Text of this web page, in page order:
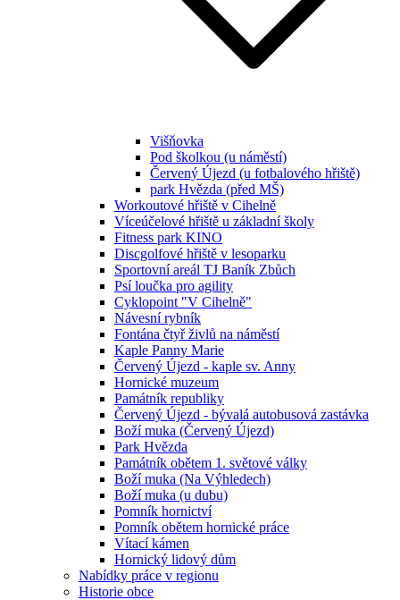
Višňovka
Pod školkou (u náměstí)
Červený Újezd (u fotbalového hřiště)
park Hvězda (před MŠ)
Workoutové hřiště v Cihelně
Víceúčelové hřiště u základní školy
Fitness park KINO
Discgolfové hřiště v lesoparku
Sportovní areál TJ Baník Zbůch
Psí loučka pro agility
Cyklopoint "V Cihelně"
Návesní rybník
Fontána čtyř živlů na náměstí
Kaple Panny Marie
Červený Újezd - kaple sv. Anny
Hornické muzeum
Památník republiky
Červený Újezd - bývalá autobusová zastávka
Boží muka (Červený Újezd)
Park Hvězda
Památník obětem 1. světové války
Boží muka (Na Výhledech)
Boží muka (u dubu)
Pomník hornictví
Pomník obětem hornické práce
Vítací kámen
Hornický lidový dům
Nabídky práce v regionu
Historie obce